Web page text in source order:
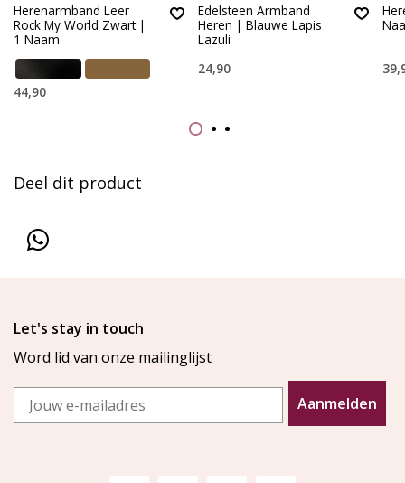
Herenarmband Leer
Rock My World Zwart |
1 Naam
44,90
Edelsteen Armband
Heren | Blauwe Lapis
Lazuli
24,90
Deel dit product
Let's stay in touch
Word lid van onze mailinglijst
Email
Aanmelden